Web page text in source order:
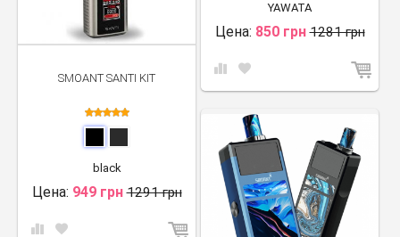
YAWATA
Цена: 850 грн 1281 грн
SMOANT SANTI KIT
black
Цена: 949 грн 1291 грн